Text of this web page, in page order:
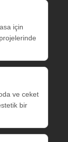
için
ve ceket
bir